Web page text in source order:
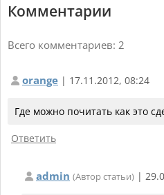
Комментарии
Всего комментариев: 2
 orange | 17.11.2012, 08:24
Где можно почитать как это
Ответить
 admin (Автор статьи) |